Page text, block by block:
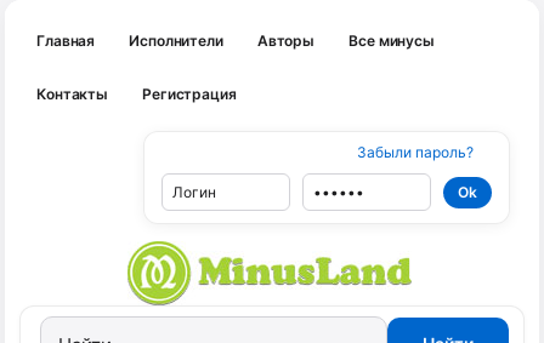
Главная Исполнители Авторы Все минусы
Контакты Регистрация
Забыли пароль?